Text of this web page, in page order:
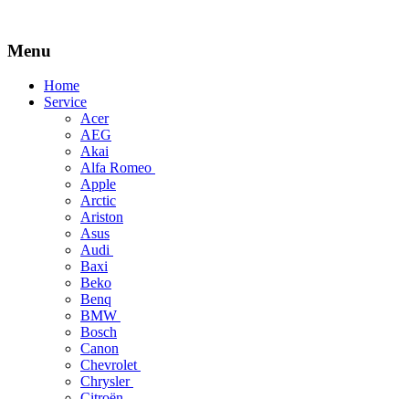
Menu
Skip
Home
Service
Acer
AEG
Akai
Alfa Romeo
Apple
Arctic
Ariston
Asus
Audi
Baxi
Beko
Benq
BMW
Bosch
Canon
Chevrolet
Chrysler